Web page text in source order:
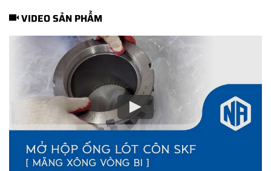
SKF Ngọc Anh - Phân phối uỷ quyền các sản phẩm SKF chính
hãng ®
VIDEO SẢN PHẨM